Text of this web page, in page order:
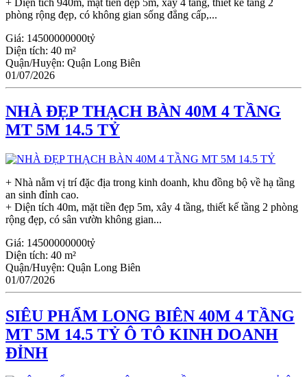
phòng rộng đẹp, có không gian sống đẳng cấp,...
Giá: 14500000000tỷ
Diện tích: 40 m²
Quận/Huyện: Quận Long Biên
01/07/2026
NHÀ ĐẸP THẠCH BÀN 40M 4 TẦNG
MT 5M 14.5 TỶ
+ Nhà nằm vị trí đặc địa trong kinh doanh, khu đồng bộ về hạ tầng
an sinh đỉnh cao.
+ Diện tích 40m, mặt tiền đẹp 5m, xây 4 tầng, thiết kế tầng 2 phòng
rộng đẹp, có sân vườn không gian...
Giá: 14500000000tỷ
Diện tích: 40 m²
Quận/Huyện: Quận Long Biên
01/07/2026
SIÊU PHẨM LONG BIÊN 40M 4 TẦNG
MT 5M 14.5 TỶ Ô TÔ KINH DOANH
ĐỈNH